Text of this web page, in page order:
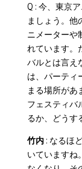
Q : 今、東京
ましょう。他
ニメーターや
れています。
バルとは言え
は、パーティ
まる場所があ
フェスティバ
るか、どうす
竹内: なるほ
いていますね